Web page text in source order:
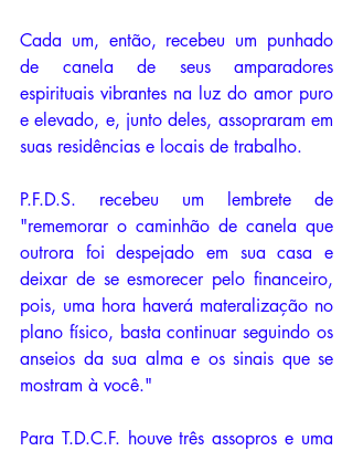
Cada um, então, recebeu um punhado
de canela de seus amparadores
espirituais vibrantes na luz do amor puro
e elevado, e, junto deles, assopraram em
suas residências e locais de trabalho.
P.F.D.S. recebeu um lembrete de
"rememorar o caminhão de canela que
outrora foi despejado em sua casa e
deixar de se esmorecer pelo financeiro,
pois, uma hora haverá materalização no
plano físico, basta continuar seguindo os
anseios da sua alma e os sinais que se
mostram à você."
Para T.D.C.F. houve três assopros e uma